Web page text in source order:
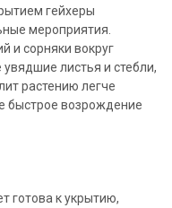
гейхеры
мероприятия.
и сорняки вокруг
листья и стебли,
растению легче
быстрое возрождение
готова к укрытию,